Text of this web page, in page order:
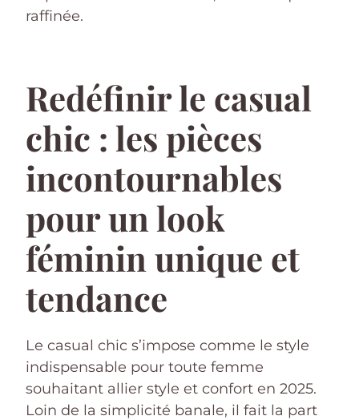
raffinée.
Redéfinir le casual
chic : les pièces
incontournables
pour un look
féminin unique et
tendance
Le casual chic s’impose comme le style
indispensable pour toute femme
souhaitant allier style et confort en 2025.
Loin de la simplicité banale, il fait la part